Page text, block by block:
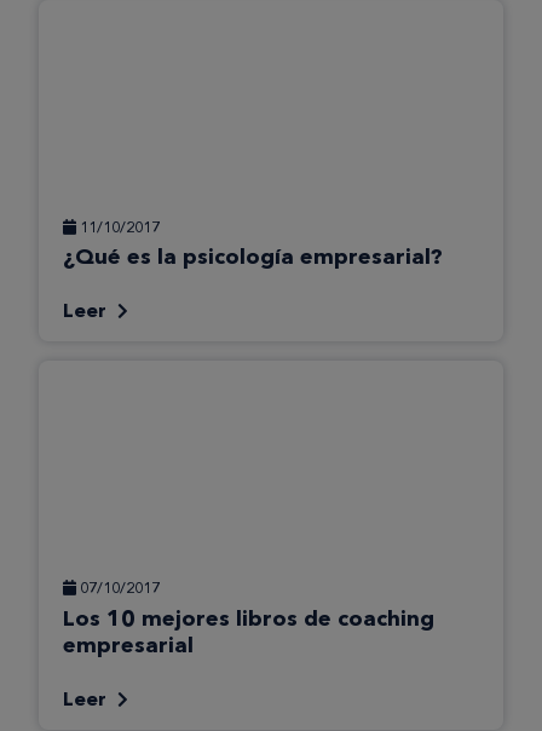
11/10/2017
¿Qué es la psicología empresarial?
Leer
07/10/2017
Los 10 mejores libros de coaching
empresarial
Leer